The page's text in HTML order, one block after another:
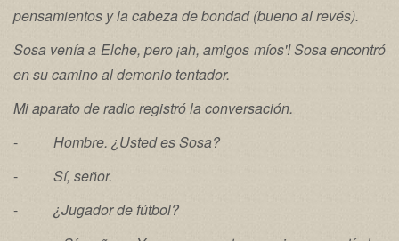
pensamientos y la cabeza de bondad (bueno al revés).
Sosa venía a Elche, pero ¡ah, amigos míos'! Sosa encontró
en su camino al demonio tentador.
Mi aparato de radio registró la conversación.
- Hombre. ¿Usted es Sosa?
- Sí, señor.
- ¿Jugador de fútbol?